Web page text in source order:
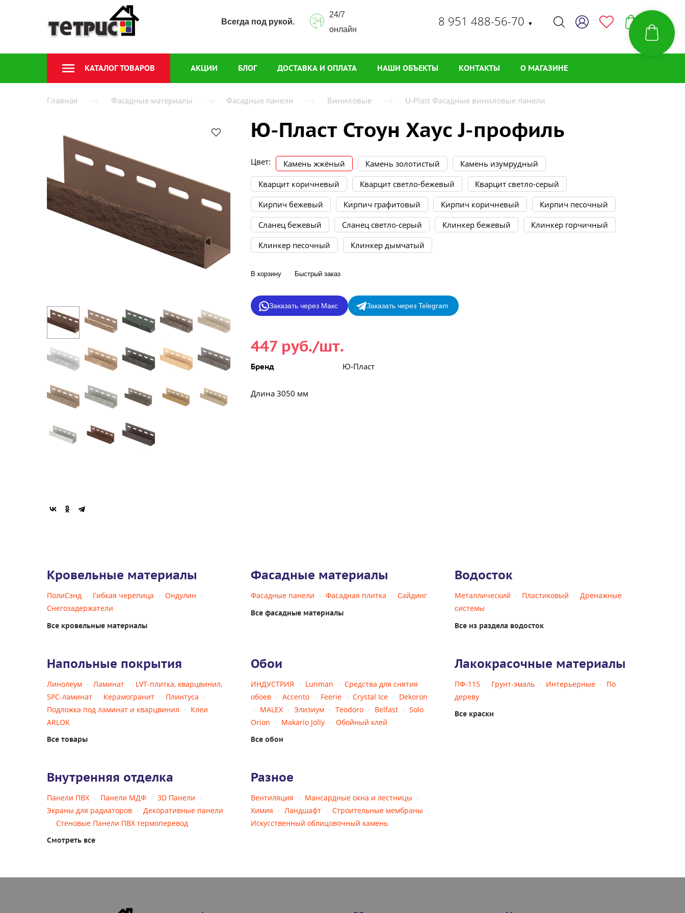
Всегда под рукой.
24/7
онлайн
8 951 488-56-70 ▼
КАТАЛОГ ТОВАРОВ АКЦИИ БЛОГ ДОСТАВКА И ОПЛАТА НАШИ ОБЪЕКТЫ КОНТАКТЫ О МАГАЗИНЕ
Главная Фасадные материалы Фасадные панели Виниловые U-Plast Фасадные виниловые панели
Ю-Пласт Стоун Хаус J-профиль
Цвет: Камень жжёный Камень золотистый
Камень изумрудный
Кварцит коричневый
Кварцит светло-бежевый
Кварцит светло-серый
Кирпич бежевый
Кирпич графитовый Кирпич коричневый
Кирпич песочный
Сланец бежевый
Сланец светло-серый Клинкер бежевый
Клинкер горчичный
Клинкер песочный
Клинкер дымчатый
В корзину Быстрый заказ
Заказать через Макс Заказать через Telegram
447 руб./шт.
Бренд Ю-Пласт
Длина 3050 мм
Кровельные материалы
ПолиСэнд Гибкая черепица
Ондулин
Снегозадержатели
Все кровельные материалы
Фасадные материалы
Фасадные панели Фасадная плитка Сайдинг
Все фасадные материалы
Водосток
Металлический Пластиковый
Дренажные
системы
Все из раздела водосток
Напольные покрытия
Линолеум Ламинат
LVT-плитка, кварцвинил,
SPC-ламинат
Керамогранит
Плинтуса
Подложка под ламинат и кварцвинил
Клеи
ARLOK
Все товары
Обои
ИНДУСТРИЯ Lunman
Средства для снятия
обоев
Accento Feerie Crystal Ice
Dekoron
MALEX
Элизиум Teodoro Belfast
Solo
Orion
Makario Jolly Обойный клей
Все обои
Лакокрасочные материалы
ПФ-115 Грунт-эмаль Интерьерные
По
дереву
Все краски
Внутренняя отделка
Панели ПВХ Панели МДФ
3D Панели
Экраны для радиаторов
Декоративные панели
Стеновые Панели ПВХ термоперевод
Смотреть все
Разное
Вентиляция
Мансардные окна и лестницы
Химия
Ландшафт
Строительные мембраны
Искусственный облицовочный камень